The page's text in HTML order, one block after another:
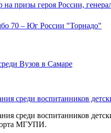
на призы героя России,
70 – Юг России "Торнадо"
Вузов в Самаре
среди воспитанников
среди воспитанников
МГУПИ.